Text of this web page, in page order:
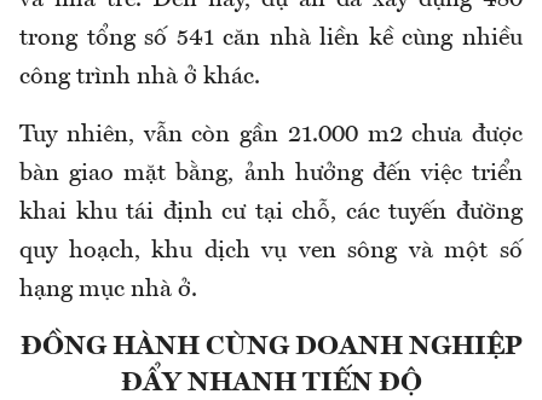
trong tổng số 541 căn nhà liền kề cùng nhiều
công trình nhà ở khác.
Tuy nhiên, vẫn còn gần 21.000 m2 chưa được
bàn giao mặt bằng, ảnh hưởng đến việc triển
khai khu tái định cư tại chỗ, các tuyến đường
quy hoạch, khu dịch vụ ven sông và một số
hạng mục nhà ở.
ĐỒNG HÀNH CÙNG DOANH NGHIỆP
ĐẨY NHANH TIẾN ĐỘ